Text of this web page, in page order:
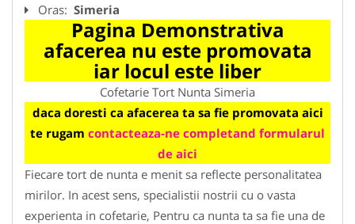
Oras: Simeria
Pagina Demonstrativa
afacerea nu este promovata
iar locul este liber
Cofetarie Tort Nunta Simeria
daca doresti ca afacerea ta sa fie promovata aici
te rugam contacteaza-ne completand formularul
de aici
Fiecare tort de nunta e menit sa reflecte personalitatea
mirilor. In acest sens, specialistii nostrii cu o vasta
experienta in cofetarie, Pentru ca nunta ta sa fie una de